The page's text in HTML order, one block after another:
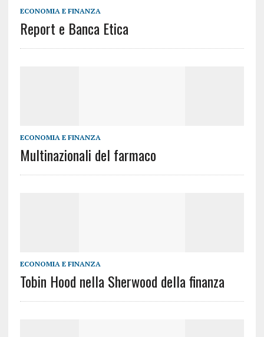
ECONOMIA E FINANZA
Report e Banca Etica
ECONOMIA E FINANZA
Multinazionali del farmaco
ECONOMIA E FINANZA
Tobin Hood nella Sherwood della finanza